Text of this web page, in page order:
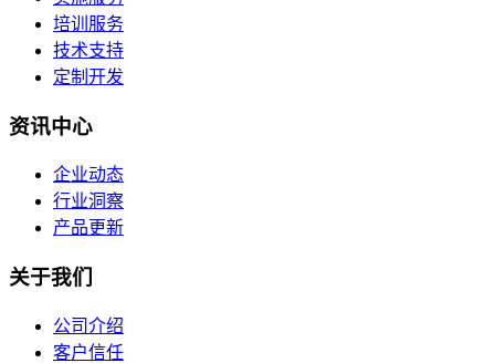
培训服务
技术支持
定制开发
资讯中心
企业动态
行业洞察
产品更新
关于我们
公司介绍
客户信任